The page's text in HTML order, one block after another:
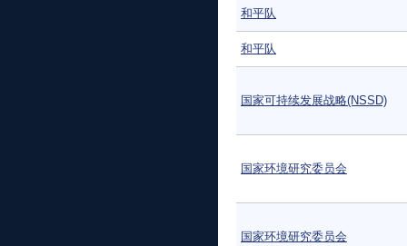
和平队
和平队
国家可持续发展战略(NSSD)
国家环境研究委员会
国家环境研究委员会